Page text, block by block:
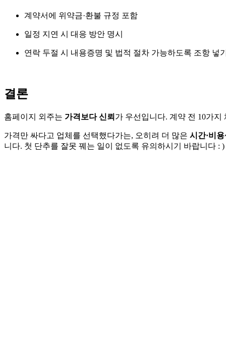
계약서에 위약금·환불 규정 포함
일정 지연 시 대응 방안 명시
연락 두절 시 내용증명 및 법적 절차 가능하도록 조항 넣기
결론
홈페이지 외주는 가격보다 신뢰 가 우선입니다. 계약 전 10가
가격만 싸다고 업체를 선택했다가는, 오히려 더 많은 시간·비용
니다. 첫 단추를 잘못 꿰는 일이 없도록 유의하시기 바랍니다 : )